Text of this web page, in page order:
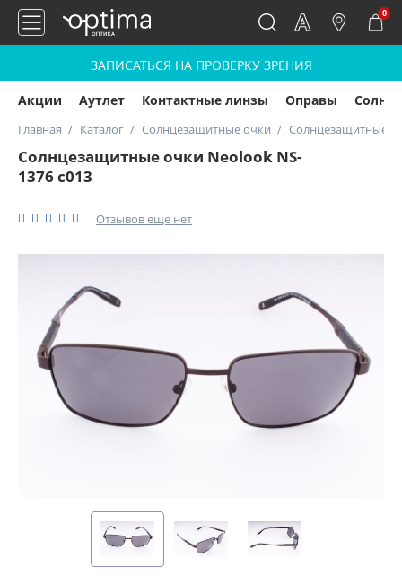
0
ЗАПИСАТЬСЯ НА ПРОВЕРКУ ЗРЕНИЯ
Акции Аутлет Контактные линзы Оправы
Главная Каталог Солнцезащитные очки Солнцезащитные
Солнцезащитные очки Neolook NS-
1376 с013
Отзывов еще нет